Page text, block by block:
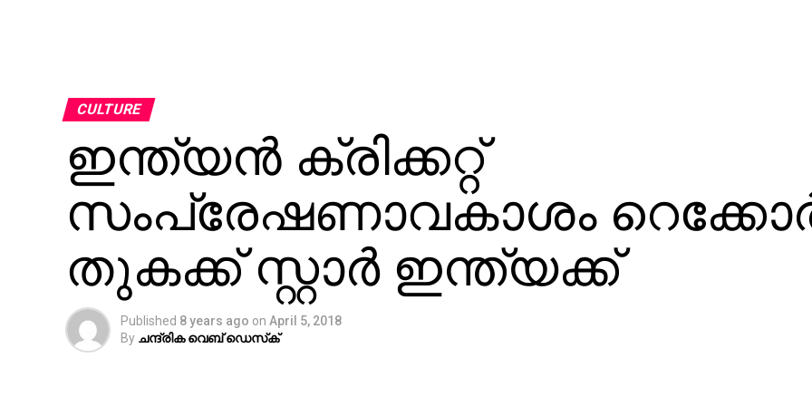
CULTURE
ഇന്ത്യന്‍ ക്രിക്കറ്റ്
സംപ്രേഷണാവകാശം
തുകക്ക് സ്റ്റാര്‍ ഇന്ത്യക്ക്
Published 8 years ago on April 5, 2018
By ചന്ദ്രിക വെബ് ഡെസ്‌ക്‌